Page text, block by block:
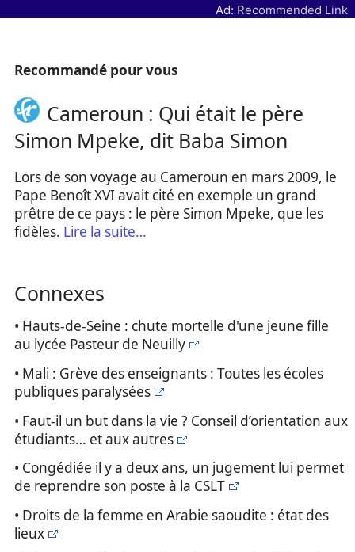
Ad: Recommended Link
Recommandé pour vous
Cameroun : Qui était le père
Simon Mpeke, dit Baba Simon
Lors de son voyage au Cameroun en mars 2009, le
Pape Benoît XVI avait cité en exemple un grand
prêtre de ce pays : le père Simon Mpeke, que les
fidèles. Lire la suite…
Connexes
• Hauts-de-Seine : chute mortelle d'une jeune fille
au lycée Pasteur de Neuilly
• Mali : Grève des enseignants : Toutes les écoles
publiques paralysées
• Faut-il un but dans la vie ? Conseil d’orientation aux
étudiants… et aux autres
• Congédiée il y a deux ans, un jugement lui permet
de reprendre son poste à la CSLT
• Droits de la femme en Arabie saoudite : état des
lieux